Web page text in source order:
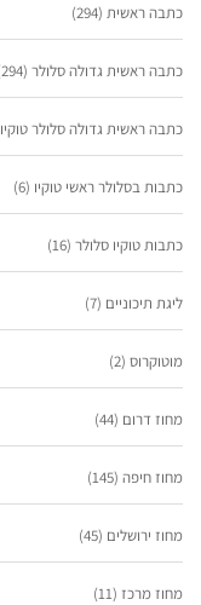
כתבה ראשית (294)
כתבה ראשית גדולה סלולר (294)
כתבה ראשית גדולה סלולר טוקיו
כתבות בסלולר ראשי טוקיו (6)
כתבות טוקיו סלולר (16)
ליגת תיכוניים (7)
מוטוקרוס (2)
מחוז דרום (44)
מחוז חיפה (145)
מחוז ירושלים (45)
מחוז מרכז (11)